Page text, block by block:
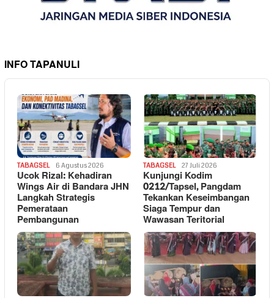
INFO TAPANULI
TABAGSEL 6 Agustus 2026
Ucok Rizal: Kehadiran
Wings Air di Bandara JHN
Langkah Strategis
Pemerataan
Pembangunan
TABAGSEL 27 Juli 2026
Kunjungi Kodim
0212/Tapsel, Pangdam
Tekankan Keseimbangan
Siaga Tempur dan
Wawasan Teritorial